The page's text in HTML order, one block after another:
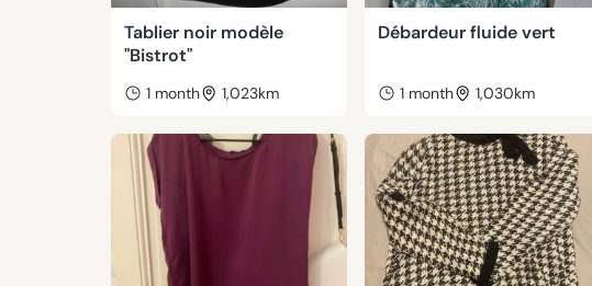
Tablier noir modèle
"Bistrot"
1 month 1,023km
Débardeur fluide vert
1 month 1,030km